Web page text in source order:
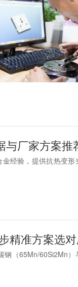
与厂家方案推
经验，提供抗热变形
精准方案选
钢（65Mn/60Si2Mn）